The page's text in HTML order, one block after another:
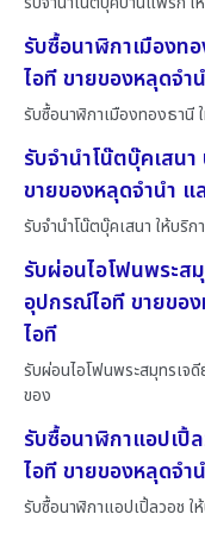
รับซื้อนาฬิกาเมืองท
ไอที ขายของหลุดจ
รับซื้อนาฬิกาเมืองทองธานี
รับจำนำโน๊ตบุ๊คเสน
ขายของหลุดจำนำ
รับจำนำโน๊ตบุ๊คเสนา ให้บริ
รับผ่อนไอโฟนพระส
อุปกรณ์ไอที ขายขอ
ไอที
รับผ่อนไอโฟนพระสมุทรเจ
ของ
รับซื้อนาฬิกาแอปเปิ้
ไอที ขายของหลุดจำ
รับซื้อนาฬิกาแอปเปิ้ลวอช ใ